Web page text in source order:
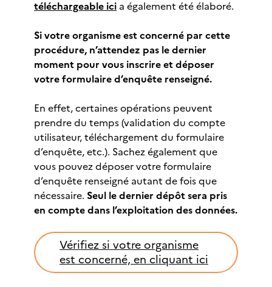
téléchargeable ici a également été élaboré.
Si votre organisme est concerné par cette
procédure, n’attendez pas le dernier
moment pour vous inscrire et déposer
votre formulaire d’enquête renseigné.
En effet, certaines opérations peuvent
prendre du temps (validation du compte
utilisateur, téléchargement du formulaire
d’enquête, etc.). Sachez également que
vous pouvez déposer votre formulaire
d’enquête renseigné autant de fois que
nécessaire. Seul le dernier dépôt sera pris
en compte dans l’exploitation des données.
Vérifiez si votre organisme
est concerné, en cliquant ici